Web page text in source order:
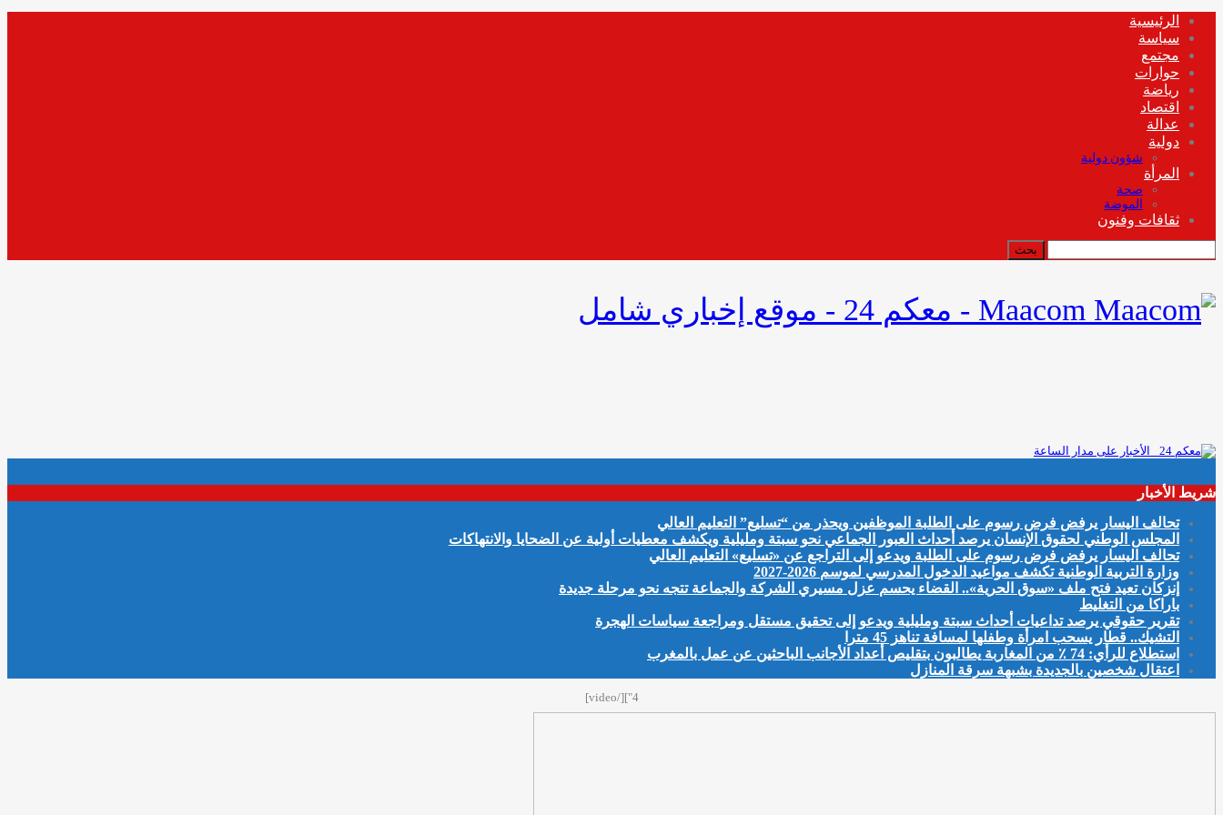
الرئيسية
سياسة
مجتمع
حوارات
رياضة
اقتصاد
عدالة
دولية
شؤون دولية
المرأة
صحة
الموضة
ثقافات وفنون
Maacom - معكم 24 - موقع إخباري شامل
شريط الأخبار
تحالف اليسار يرفض فرض رسوم على الطلبة الموظفين ويحذر من “تسليع” التعليم العالي
المجلس الوطني لحقوق الإنسان يرصد أحداث العبور الجماعي نحو سبتة ومليلية ويكشف معطيات أولية عن الضحايا والانتهاكات
تحالف اليسار يرفض فرض رسوم على الطلبة ويدعو إلى التراجع عن «تسليع» التعليم العالي
وزارة التربية الوطنية تكشف مواعيد الدخول المدرسي لموسم 2026-2027
إنزكان تعيد فتح ملف «سوق الحرية».. القضاء يحسم عزل مسيري الشركة والجماعة تتجه نحو مرحلة جديدة
باراكا من التغليط
تقرير حقوقي يرصد تداعيات أحداث سبتة ومليلية ويدعو إلى تحقيق مستقل ومراجعة سياسات الهجرة
التشيك.. قطار يسحب امرأة وطفلها لمسافة تناهز 45 مترا
استطلاع للرأي: 74 ٪ من المغاربة يطالبون بتقليص أعداد الأجانب الباحثين عن عمل بالمغرب
اعتقال شخصين بالجديدة بشبهة سرقة المنازل
4"][/video]